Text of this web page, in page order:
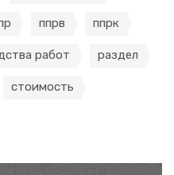
ппрв ппрк
работ раздел
стоимость